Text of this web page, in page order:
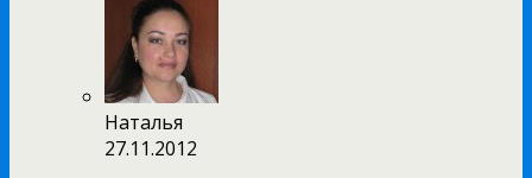
Наталья
27.11.2012